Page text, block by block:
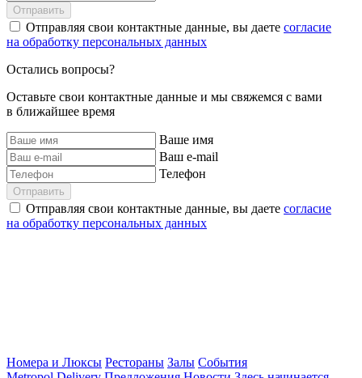
Отправить
Отправляя свои контактные данные, вы даете согласие
на обработку персональных данных
Остались вопросы?
Оставьте свои контактные данные и мы свяжемся с вами
в ближайшее время
Ваше имя
Ваш e-mail
Телефон
Отправить
Отправляя свои контактные данные, вы даете согласие
на обработку персональных данных
Номера и Люксы Рестораны Залы События